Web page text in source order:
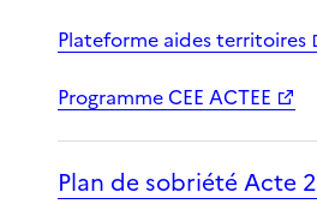
Plateforme aides territoires
Programme CEE ACTEE
Plan de sobriété Acte 2